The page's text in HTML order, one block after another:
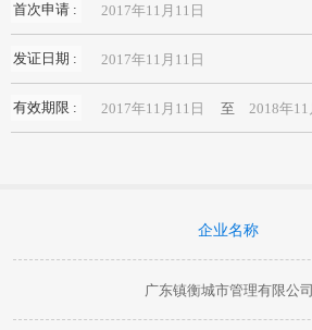
首次申请 :
发证日期 :
有效期限 : 至
企业名称
广东镇衡城市管理有限公司